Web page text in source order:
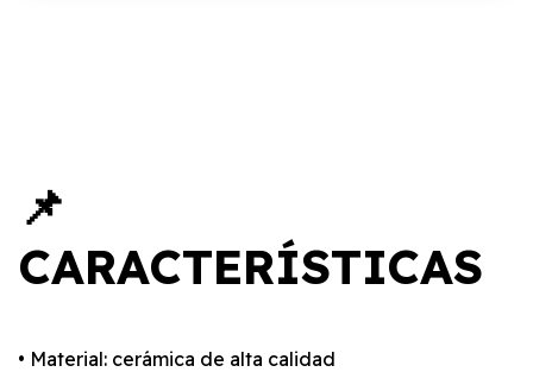
📌
CARACTERÍSTICAS
• Material: cerámica de alta calidad